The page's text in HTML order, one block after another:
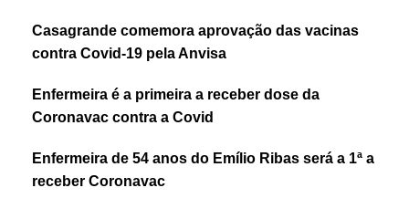
Casagrande comemora aprovação das vacinas
contra Covid-19 pela Anvisa
Enfermeira é a primeira a receber dose da
Coronavac contra a Covid
Enfermeira de 54 anos do Emílio Ribas será a 1ª a
receber Coronavac